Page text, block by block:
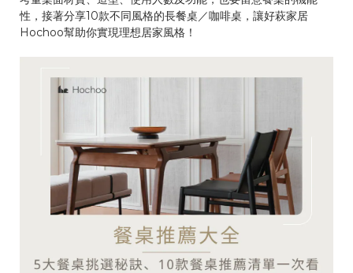
性，接著分享10款不同風格的長餐桌／咖啡桌，讓好萩家居
Hochoo幫助你實現理想居家風格！